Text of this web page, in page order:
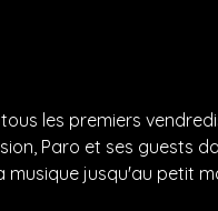
les premiers
Paro et ses guests
musique jusqu'au petit